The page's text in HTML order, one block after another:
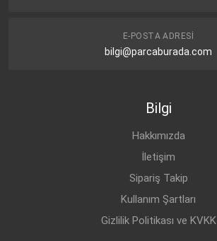
E-POSTA ADRESI
bilgi@parcaburada.com
Bilgi
Hakkımızda
İletişim
Sipariş Takip
Kullanım Şartları
Gizlilik Politikası ve KVKK